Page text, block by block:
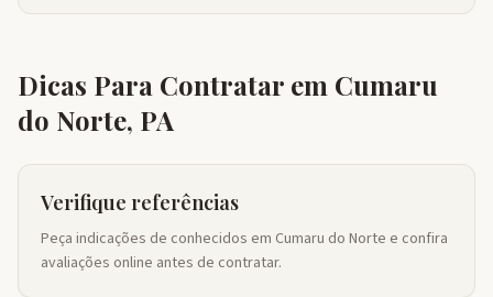
Dicas Para Contratar em Cumaru
do Norte, PA
Verifique referências
Peça indicações de conhecidos em Cumaru do Norte e confira
avaliações online antes de contratar.